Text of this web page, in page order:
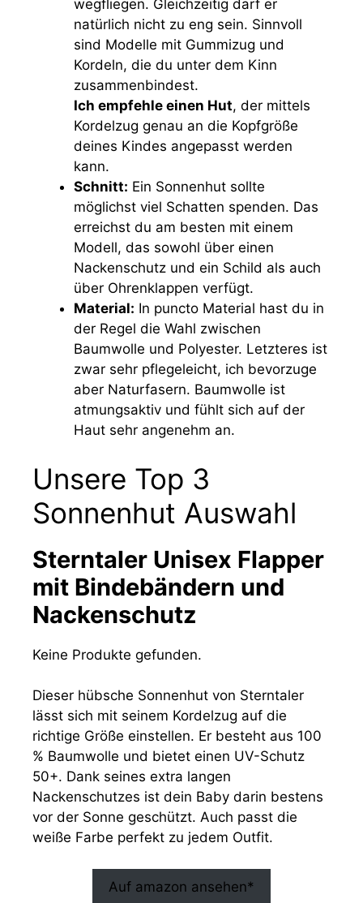
wegfliegen. Gleichzeitig darf er
natürlich nicht zu eng sein. Sinnvoll
sind Modelle mit Gummizug und
Kordeln, die du unter dem Kinn
zusammenbindest.
Ich empfehle einen Hut, der mittels
Kordelzug genau an die Kopfgröße
deines Kindes angepasst werden
kann.
Schnitt: Ein Sonnenhut sollte
möglichst viel Schatten spenden. Das
erreichst du am besten mit einem
Modell, das sowohl über einen
Nackenschutz und ein Schild als auch
über Ohrenklappen verfügt.
Material: In puncto Material hast du in
der Regel die Wahl zwischen
Baumwolle und Polyester. Letzteres ist
zwar sehr pflegeleicht, ich bevorzuge
aber Naturfasern. Baumwolle ist
atmungsaktiv und fühlt sich auf der
Haut sehr angenehm an.
Unsere Top 3
Sonnenhut Auswahl
Sterntaler Unisex Flapper
mit Bindebändern und
Nackenschutz
Keine Produkte gefunden.
Dieser hübsche Sonnenhut von Sterntaler
lässt sich mit seinem Kordelzug auf die
richtige Größe einstellen. Er besteht aus 100
% Baumwolle und bietet einen UV-Schutz
50+. Dank seines extra langen
Nackenschutzes ist dein Baby darin bestens
vor der Sonne geschützt. Auch passt die
weiße Farbe perfekt zu jedem Outfit.
Auf amazon ansehen*